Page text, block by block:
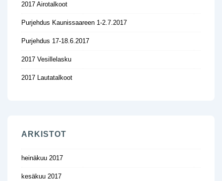
2017 Airotalkoot
Purjehdus Kaunissaareen 1-2.7.2017
Purjehdus 17-18.6.2017
2017 Vesillelasku
2017 Lautatalkoot
ARKISTOT
heinäkuu 2017
kesäkuu 2017